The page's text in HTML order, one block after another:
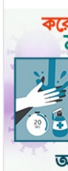
নানার বাড়িতে
জ্বর-সর্দির পর
রোববার খুলছে না
দিনাজপুরে ৫
আবু সাঈদ নিহতের
আন্দোলনকারীরা
ভারত বিএসএফের
হানিয়ার হত্যা